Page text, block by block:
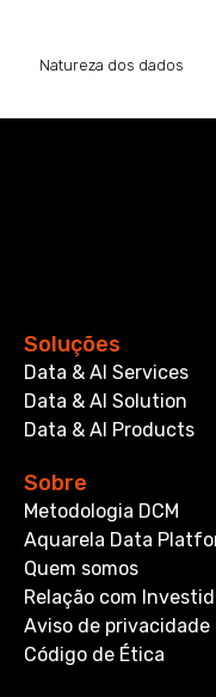
Natureza dos dados
Soluções
Data & AI Services
Data & AI Solution
Data & AI Products
Sobre
Metodologia DCM
Aquarela Data
Quem somos
Relação com
Aviso de privacidade
Código de Ética